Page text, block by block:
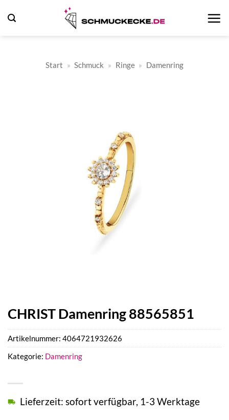
Inhalt
Start » Schmuck » Ringe » Damenring
CHRIST Damenring 88565851
Lieferzeit: sofort verfügbar, 1-3 Werktage
Artikelnummer: 4064721932626
Kategorie: Damenring